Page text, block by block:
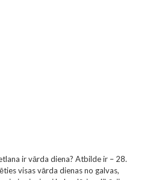
ir vārda diena? Atbilde ir – 28.
visas vārda dienas no galvas,